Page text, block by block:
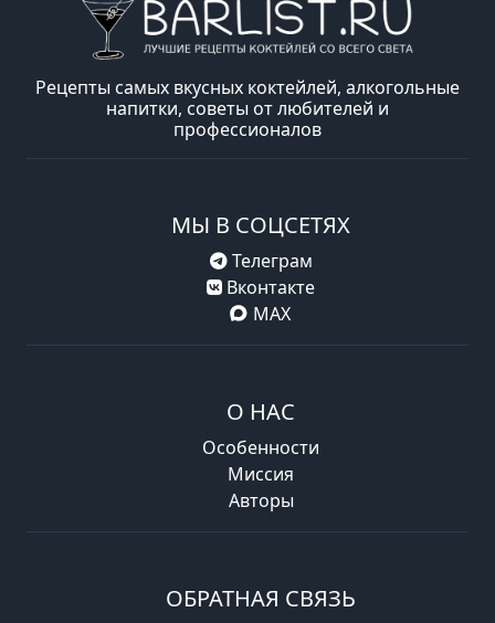
Рецепты самых вкусных коктейлей, алкогольные
напитки, советы от любителей и
профессионалов
МЫ В СОЦСЕТЯХ
Телеграм
Вконтакте
MAX
О НАС
Особенности
Миссия
Авторы
ОБРАТНАЯ СВЯЗЬ